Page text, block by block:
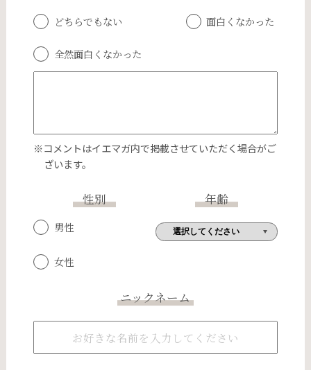
どちらでもない 面白くなかった
全然面白くなかった
※コメントはイエマガ内で掲載させていただく場合がご
ざいます。
性別
男性
女性
年齢
ニックネーム